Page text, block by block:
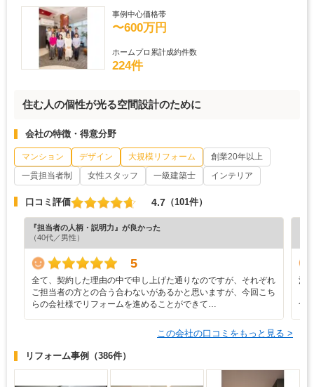
事例中心価格帯
〜600万円
ホームプロ累計成約件数
224件
住む人の個性が光る空間設計のために
会社の特徴・得意分野
マンション デザイン 大規模リフォーム
創業20年以上
一貫担当者制
女性スタッフ 一級建築士 インテリア
口コミ評価 4.7 （101件）
『担当者の人柄・説明力』が良かった
（40代／男性）
5
全て、契約した理由の中で申し上げた通りなのですが、それぞれ
ご担当者の方との合う合わないがあるかと思いますが、今回こち
らの会社様でリフォームを進めることができて…
清
合
この会社の口コミをもっと見る >
リフォーム事例 （386件）